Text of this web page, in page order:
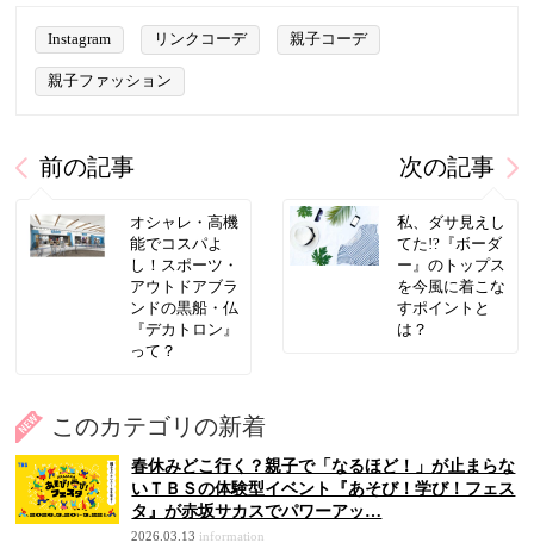
Instagram リンクコーデ 親子コーデ
親子ファッション
前の記事
オシャレ・高機
能でコスパよ
し！スポーツ・
アウトドアブラ
ンドの黒船・仏
『デカトロン』
って？
次の記事
私、ダサ見えし
てた!?『ボーダ
ー』のトップス
を今風に着こな
すポイントと
は？
このカテゴリの新着
春休みどこ行く？親子で「なるほど！」が止まらな
いＴＢＳの体験型イベント『あそび！学び！フェス
タ』が赤坂サカスでパワーアッ…
2026.03.13 information